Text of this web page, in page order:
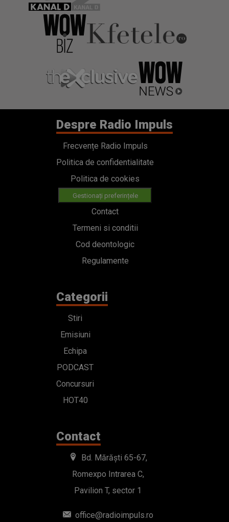
Despre Radio Impuls
Frecvențe Radio Impuls
Politica de confidentialitate
Politica de cookies
Gestionați preferințele
Contact
Termeni si conditii
Cod deontologic
Regulamente
Categorii
Stiri
Emisiuni
Echipa
PODCAST
Concursuri
HOT40
Contact
Bd. Mărăști 65-67,
Romexpo Intrarea C,
Pavilion T, sector 1
office@radioimpuls.ro